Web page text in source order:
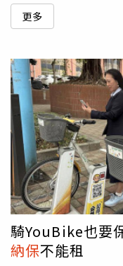
更多
騎YouBike也要
納保不能租